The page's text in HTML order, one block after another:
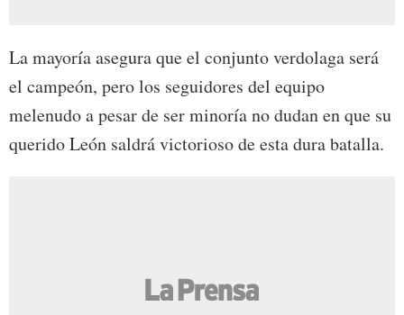
La mayoría asegura que el conjunto verdolaga será
el campeón, pero los seguidores del equipo
melenudo a pesar de ser minoría no dudan en que su
querido León saldrá victorioso de esta dura batalla.